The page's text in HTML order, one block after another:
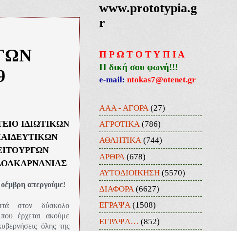
ΙΔΙΩΤΙΚΩΝ
απεργούμε!
στον δύσκολο
έρχεται ακούμε
όλης της
www.prototypia.g
r
Π Ρ Ω Τ Ο Τ Υ Π Ι Α
Η δική σου φωνή!!!
e-mail: ntokas7@otenet.gr
ΑΑΑ - ΑΓΟΡΑ (27)
ΑΓΡΟΤΙΚΑ (786)
ΑΘΛΗΤΙΚΑ (744)
ΑΡΘΡΑ (678)
ΑΥΤΟΔΙΟΙΚΗΣΗ (5570)
ΔΙΑΦΟΡΑ (6627)
ΕΓΡΑΨΑ (1508)
ΕΓΡΑΨΑ… (852)